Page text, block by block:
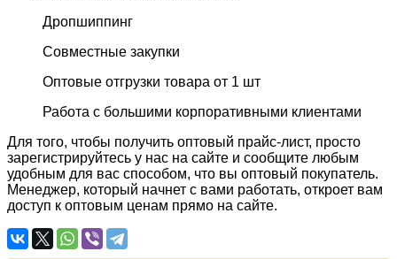
Дропшиппинг
Совместные закупки
Оптовые отгрузки товара от 1 шт
Работа с большими корпоративными клиентами
Для того, чтобы получить оптовый прайс-лист, просто
зарегистрируйтесь у нас на сайте и сообщите любым
удобным для вас способом, что вы оптовый покупатель.
Менеджер, который начнет с вами работать, откроет вам
доступ к оптовым ценам прямо на сайте.